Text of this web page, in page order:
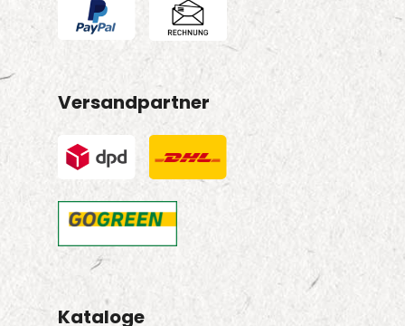
Versandpartner
Kataloge